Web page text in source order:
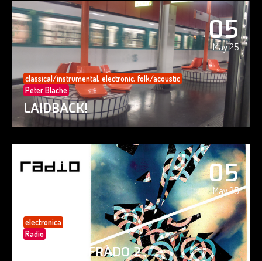
05
May 25
classical/instrumental, electronic, folk/acoustic
Peter Blache
LAIDBACK!
05
May 25
electronica
Radio
PAISAJE CIFRADO 2